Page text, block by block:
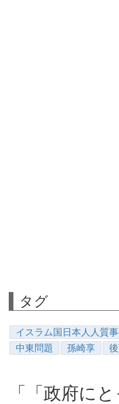
タグ
イスラム国日本人人質
中東問題
孫崎享
「「政府に